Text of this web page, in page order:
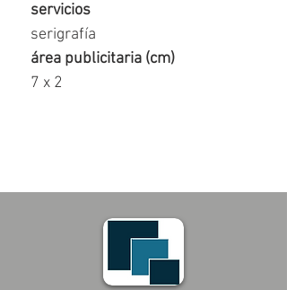
servicios
serigrafía
área publicitaria (cm)
7 x 2